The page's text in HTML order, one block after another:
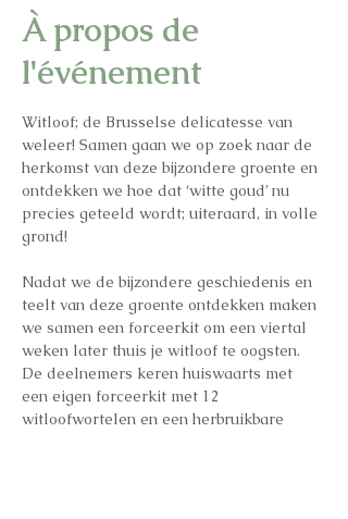
À propos de
l'événement
Witloof; de Brusselse delicatesse van
weleer! Samen gaan we op zoek naar de
herkomst van deze bijzondere groente en
ontdekken we hoe dat ‘witte goud’ nu
precies geteeld wordt; uiteraard, in volle
grond!
Nadat we de bijzondere geschiedenis en
teelt van deze groente ontdekken maken
we samen een forceerkit om een viertal
weken later thuis je witloof te oogsten.
De deelnemers keren huiswaarts met
een eigen forceerkit met 12
witloofwortelen en een herbruikbare